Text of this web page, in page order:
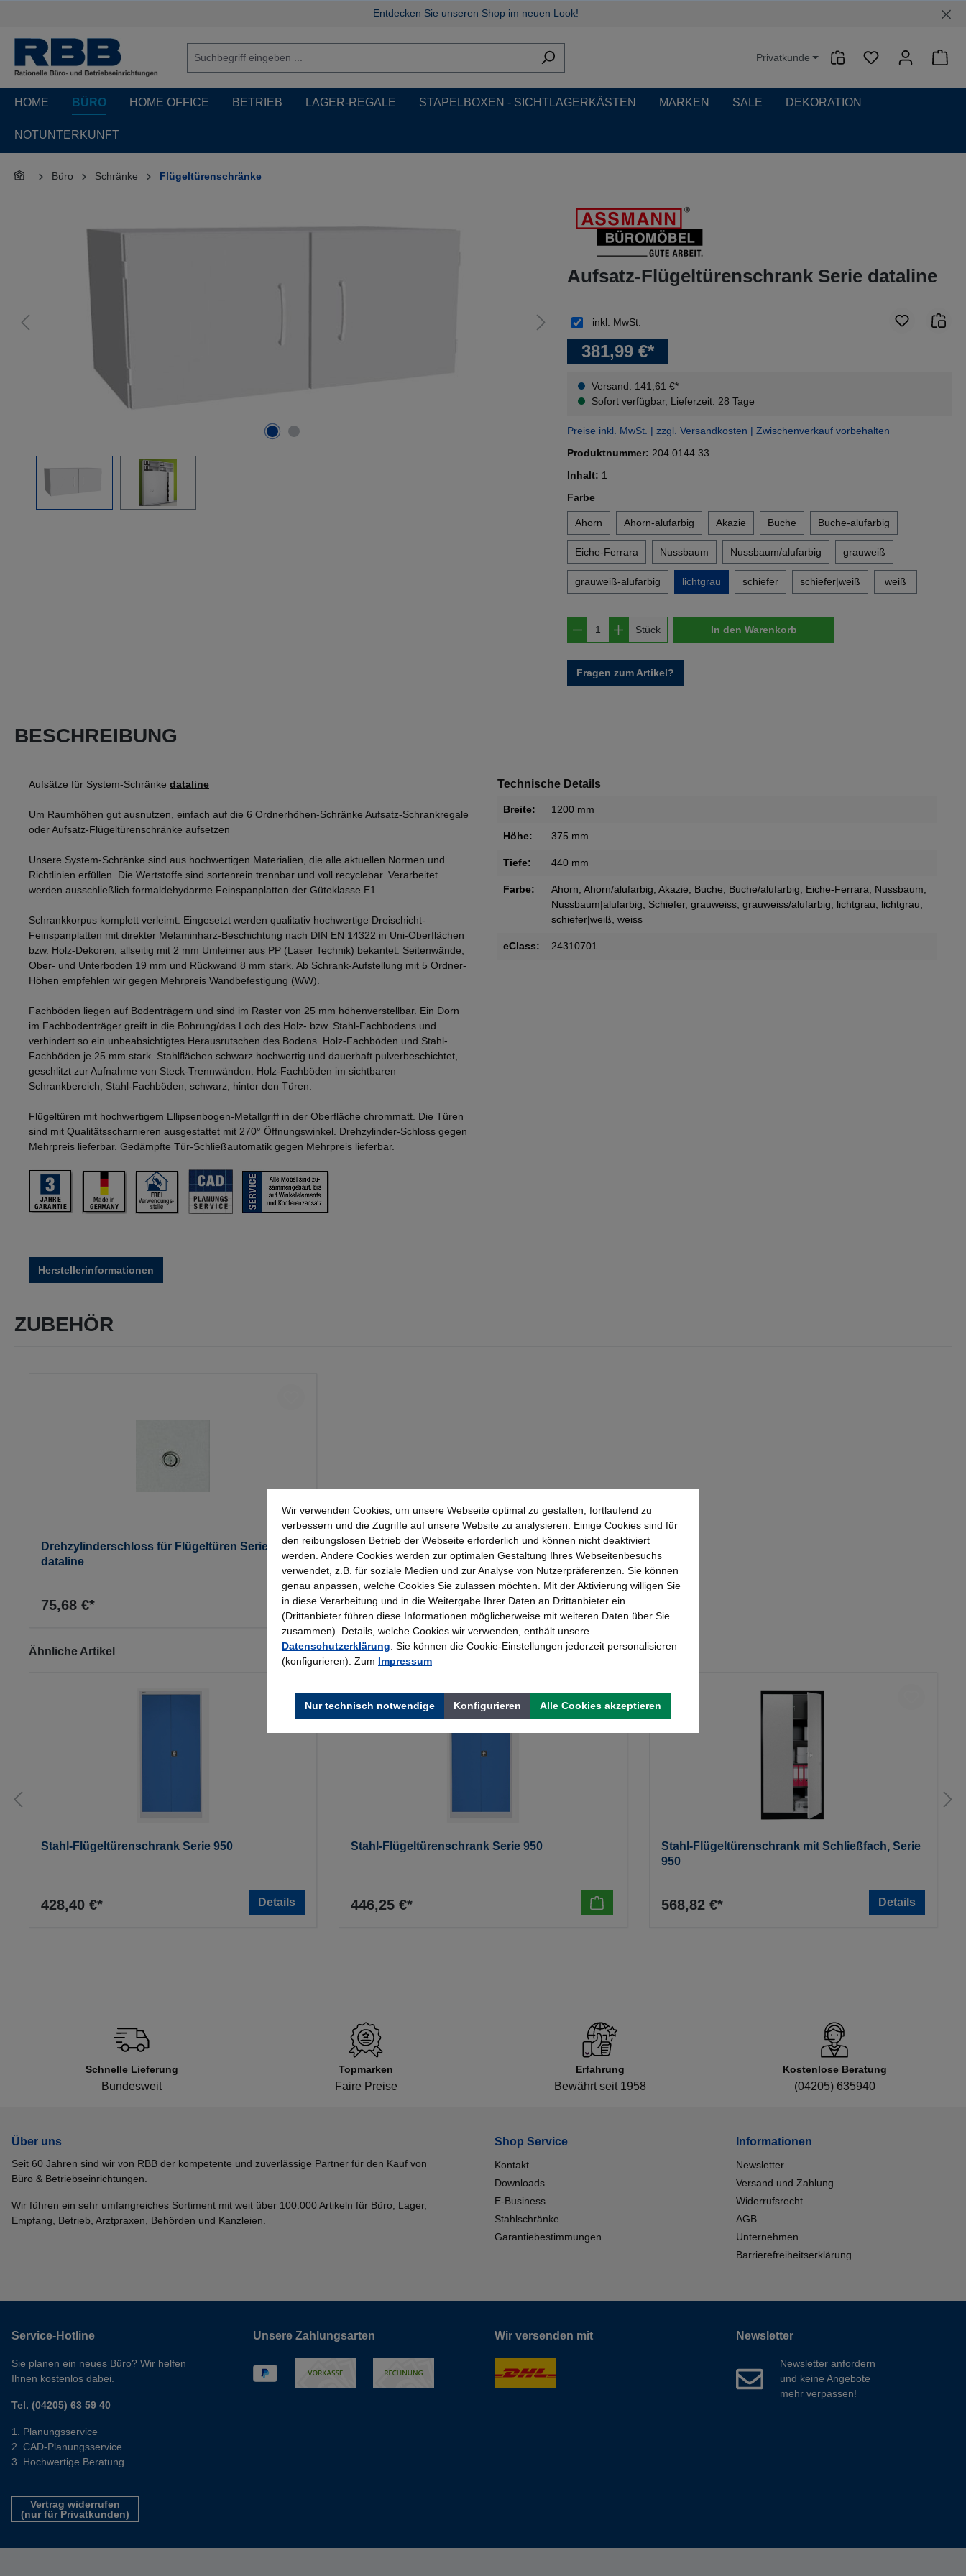
Entdecken Sie unseren Shop im neuen Look!
Privatkunde
HOME BÜRO HOME OFFICE BETRIEB LAGER-REGALE STAPELBOXEN - SICHTLAGERKÄSTEN MARKEN SALE DEKORATION
NOTUNTERKUNFT
Büro Schränke Flügeltürenschränke
Aufsatz-Flügeltürenschrank Serie dataline
381,99 €*
Versand: 141,61 €*
Sofort verfügbar, Lieferzeit: 28 Tage
inkl. MwSt.
Preise inkl. MwSt. | zzgl. Versandkosten | Zwischenverkauf vorbehalten
Produktnummer: 204.0144.33
Inhalt: 1
Farbeauswählen
Ahorn Ahorn-alufarbig Akazie Buche Buche-alufarbig
Eiche-Ferrara Nussbaum Nussbaum/alufarbig grauweiß
grauweiß-alufarbig lichtgrau schiefer schiefer|weiß weiß
Produkt Anzahl: Gib den gewünschten Wert ein
Stück In den Warenkorb
Fragen zum Artikel?
BESCHREIBUNG
Aufsätze für System-Schränke dataline
Um Raumhöhen gut ausnutzen, einfach auf die 6 Ordnerhöhen-Schränke Aufsatz-Schrankregale
oder Aufsatz-Flügeltürenschränke aufsetzen
Unsere System-Schränke sind aus hochwertigen Materialien, die alle aktuellen Normen und
Richtlinien erfüllen. Die Wertstoffe sind sortenrein trennbar und voll recyclebar. Verarbeitet
werden ausschließlich formaldehydarme Feinspanplatten der Güteklasse E1.
Schrankkorpus komplett verleimt. Eingesetzt werden qualitativ hochwertige Dreischicht-
Feinspanplatten mit direkter Melaminharz-Beschichtung nach DIN EN 14322 in Uni-Oberflächen
bzw. Holz-Dekoren, allseitig mit 2 mm Umleimer aus PP (Laser Technik) bekantet. Seitenwände,
Ober- und Unterboden 19 mm und Rückwand 8 mm stark. Ab Schrank-Aufstellung mit 5 Ordner-
Höhen empfehlen wir gegen Mehrpreis Wandbefestigung (WW).
Fachböden liegen auf Bodenträgern und sind im Raster von 25 mm höhenverstellbar. Ein Dorn
im Fachbodenträger greift in die Bohrung/das Loch des Holz- bzw. Stahl-Fachbodens und
verhindert so ein unbeabsichtigtes Herausrutschen des Bodens. Holz-Fachböden und Stahl-
Fachböden je 25 mm stark. Stahlflächen schwarz hochwertig und dauerhaft pulverbeschichtet,
geschlitzt zur Aufnahme von Steck-Trennwänden. Holz-Fachböden im sichtbaren
Schrankbereich, Stahl-Fachböden, schwarz, hinter den Türen.
Flügeltüren mit hochwertigem Ellipsenbogen-Metallgriff in der Oberfläche chrommatt. Die Türen
sind mit Qualitätsscharnieren ausgestattet mit 270° Öffnungswinkel. Drehzylinder-Schloss gegen
Mehrpreis lieferbar. Gedämpfte Tür-Schließautomatik gegen Mehrpreis lieferbar.
Technische Details
Breite: 1200 mm
Höhe: 375 mm
Tiefe: 440 mm
Farbe: Ahorn, Ahorn/alufarbig, Akazie, Buche, Buche/alufarbig, Eiche-Ferrara, Nussbaum,
Nussbaum|alufarbig, Schiefer, grauweiss, grauweiss/alufarbig, lichtgrau, lichtgrau,
schiefer|weiß, weiss
eClass: 24310701
Herstellerinformationen
ZUBEHÖR
Drehzylinderschloss für Flügeltüren Serie
dataline
75,68 €*
Produktgalerie überspringen
Ähnliche Artikel
Stahl-Flügeltürenschrank Serie 950
428,40 €* Details
Stahl-Flügeltürenschrank Serie 950
446,25 €*
Stahl-Flügeltürenschrank mit Schließfach, Serie
950
568,82 €* Details
Schnelle Lieferung
Bundesweit
Topmarken
Faire Preise
Erfahrung
Bewährt seit 1958
Kostenlose Beratung
(04205) 635940
Über uns
Seit 60 Jahren sind wir von RBB der kompetente und zuverlässige Partner für den Kauf von
Büro & Betriebseinrichtungen.
Wir führen ein sehr umfangreiches Sortiment mit weit über 100.000 Artikeln für Büro, Lager,
Empfang, Betrieb, Arztpraxen, Behörden und Kanzleien.
Shop Service
Kontakt
Downloads
E-Business
Stahlschränke
Garantiebestimmungen
Informationen
Newsletter
Versand und Zahlung
Widerrufsrecht
AGB
Unternehmen
Barrierefreiheitserklärung
Service-Hotline
Sie planen ein neues Büro? Wir helfen
Ihnen kostenlos dabei.
Tel. (04205) 63 59 40
Planungsservice
CAD-Planungsservice
Hochwertige Beratung
Vertrag widerrufen
(nur für Privatkunden)
Unsere Zahlungsarten Wir versenden mit Newsletter
Newsletter anfordern
und keine Angebote
mehr verpassen!
Wir verwenden Cookies, um unsere Webseite optimal zu gestalten, fortlaufend zu
verbessern und die Zugriffe auf unsere Website zu analysieren. Einige Cookies sind für
den reibungslosen Betrieb der Webseite erforderlich und können nicht deaktiviert
werden. Andere Cookies werden zur optimalen Gestaltung Ihres Webseitenbesuchs
verwendet, z.B. für soziale Medien und zur Analyse von Nutzerpräferenzen. Sie können
genau anpassen, welche Cookies Sie zulassen möchten. Mit der Aktivierung willigen Sie
in diese Verarbeitung und in die Weitergabe Ihrer Daten an Drittanbieter ein
(Drittanbieter führen diese Informationen möglicherweise mit weiteren Daten über Sie
zusammen). Details, welche Cookies wir verwenden, enthält unsere
Datenschutzerklärung . Sie können die Cookie-Einstellungen jederzeit personalisieren
(konfigurieren). Zum Impressum
Nur technisch notwendige Konfigurieren Alle Cookies akzeptieren